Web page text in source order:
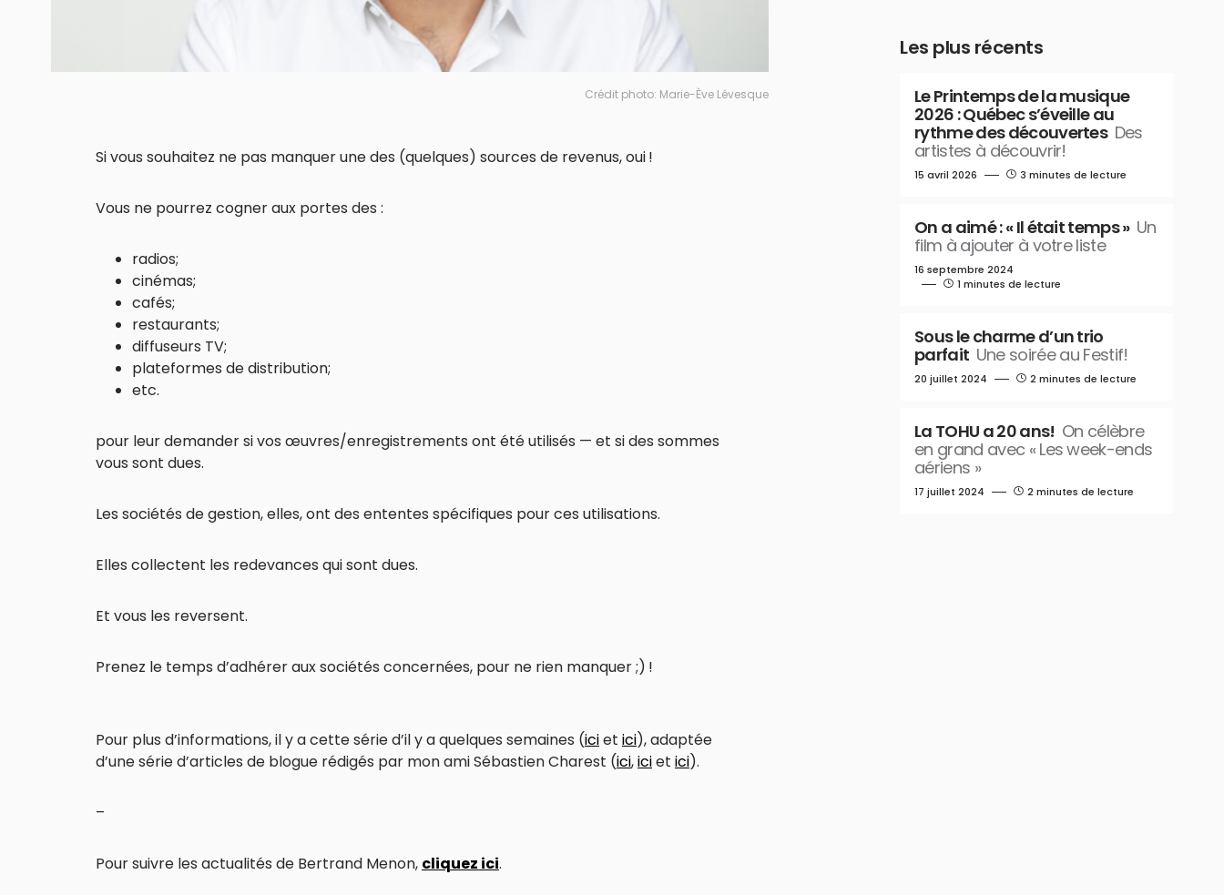
Crédit photo: Marie-Ève Lévesque
Si vous souhaitez ne pas manquer une des (quelques) sources de revenus, oui !
Vous ne pourrez cogner aux portes des :
radios;
cinémas;
cafés;
restaurants;
diffuseurs TV;
plateformes de distribution;
etc.
pour leur demander si vos œuvres/enregistrements ont été utilisés — et si des sommes
vous sont dues.
Les sociétés de gestion, elles, ont des ententes spécifiques pour ces utilisations.
Elles collectent les redevances qui sont dues.
Et vous les reversent.
Prenez le temps d’adhérer aux sociétés concernées, pour ne rien manquer ;) !
Pour plus d’informations, il y a cette série d’il y a quelques semaines (iciet ici), adaptée
d’une série d’articles de blogue rédigés par mon ami Sébastien Charest (ici,iciet ici).
–
Pour suivre les actualités de Bertrand Menon, cliquez ici.
Les plus récents
Le Printemps de la musique
2026 : Québec s’éveille au
rythme des découvertes Des
artistes à découvrir!
15 avril 2026 3 minutes de lecture
On a aimé : « Il était temps » Un
film à ajouter à votre liste
16 septembre 2024
1 minutes de lecture
Sous le charme d’un trio
parfait Une soirée au Festif!
20 juillet 2024 2 minutes de lecture
La TOHU a 20 ans! On célèbre
en grand avec « Les week-ends
aériens »
17 juillet 2024 2 minutes de lecture